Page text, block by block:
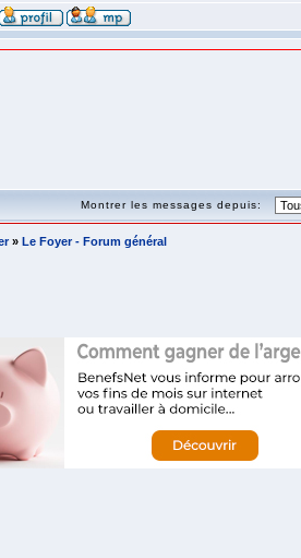
Montrer les messages depuis:
» Le Foyer - Forum général